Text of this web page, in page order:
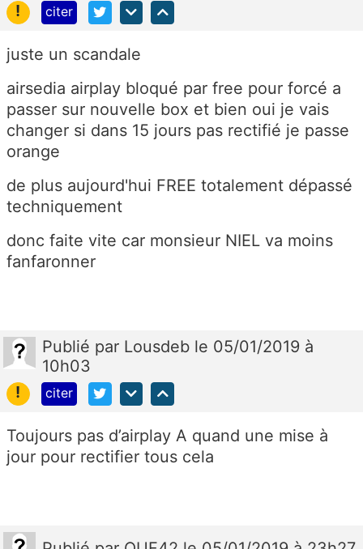
!
citer
juste un scandale
airsedia airplay bloqué par free pour forcé a
passer sur nouvelle box et bien oui je vais
changer si dans 15 jours pas rectifié je passe
orange
de plus aujourd'hui FREE totalement dépassé
techniquement
donc faite vite car monsieur NIEL va moins
fanfaronner
Publié par Lousdeb le 05/01/2019 à
10h03
!
citer
Toujours pas d’airplay A quand une mise à
jour pour rectifier tous cela